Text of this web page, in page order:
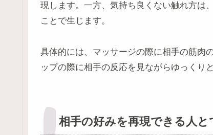
現します。一方、気持ち良くない触れ方は
ことで生じます。
具体的には、マッサージの際に相手の筋肉
ップの際に相手の反応を見ながらゆっくり
相手の好みを再現できる人